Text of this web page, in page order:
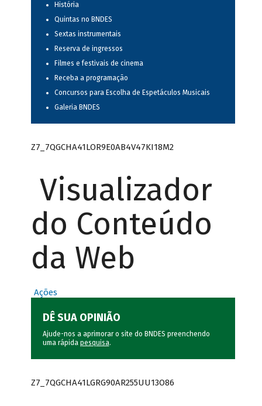
História
Quintas no BNDES
Sextas instrumentais
Reserva de ingressos
Filmes e festivais de cinema
Receba a programação
Concursos para Escolha de Espetáculos Musicais
Galeria BNDES
Z7_7QGCHA41LOR9E0AB4V47KI18M2
Visualizador
do Conteúdo
da Web
Ações
DÊ SUA OPINIÃO
Ajude-nos a aprimorar o site do BNDES preenchendo
uma rápida pesquisa.
Z7_7QGCHA41LGRG90AR255UU13O86